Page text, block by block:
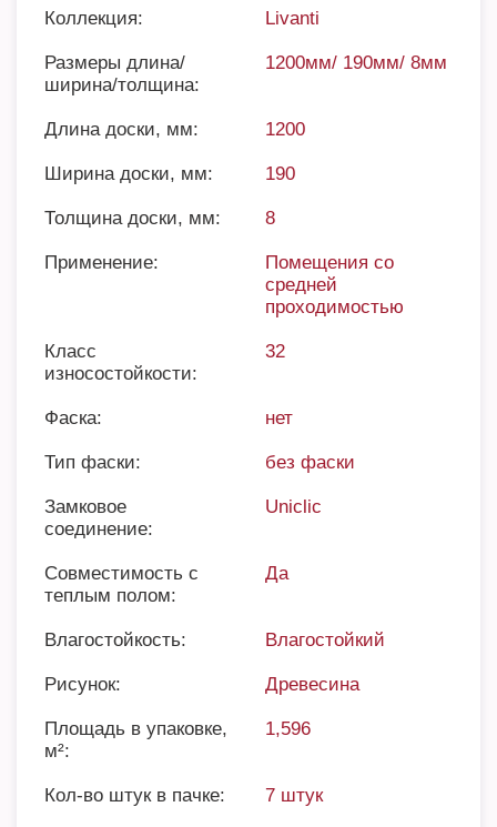
Коллекция: Livanti
Размеры длина/
ширина/толщина:
1200мм/ 190мм/ 8мм
Длина доски, мм: 1200
Ширина доски, мм: 190
Толщина доски, мм: 8
Применение:
Помещения со
средней
проходимостью
Класс
износостойкости:
32
Фаска: нет
Тип фаски: без фаски
Замковое
соединение:
Uniclic
Совместимость с
теплым полом:
Да
Влагостойкость: Влагостойкий
Рисунок: Древесина
Площадь в упаковке,
м²:
1,596
Кол-во штук в пачке: 7 штук